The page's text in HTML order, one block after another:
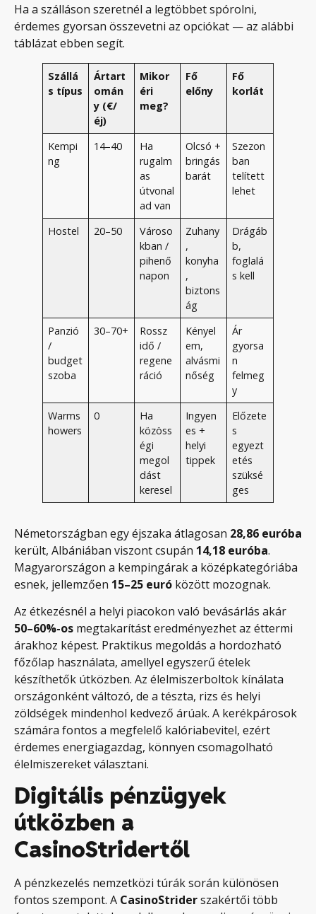
Ha a szálláson szeretnél a legtöbbet spórolni,
érdemes gyorsan összevetni az opciókat — az alábbi
táblázat ebben segít.
Szállá
s típus
Ártart
omán
y (€/
éj)
Mikor
éri
meg?
Fő
előny
Fő
korlát
Kempi
ng
14–40
Ha
rugalm
as
útvonal
ad van
Olcsó +
bringás
barát
Szezon
ban
telített
lehet
Hostel 20–50
Városo
kban /
pihenő
napon
Zuhany
,
konyha
,
biztons
ág
Drágáb
b,
foglalá
s kell
Panzió
/
budget
szoba
30–70+
Rossz
idő /
regene
ráció
Kényel
em,
alvásmi
nőség
Ár
gyorsa
n
felmeg
y
Warms
howers
0
Ha
közöss
égi
megol
dást
keresel
Ingyen
es +
helyi
tippek
Előzete
s
egyezt
etés
szüksé
ges
Németországban egy éjszaka átlagosan 28,86 euróba
került, Albániában viszont csupán 14,18 euróba.
Magyarországon a kempingárak a középkategóriába
esnek, jellemzően 15–25 euró között mozognak.
Az étkezésnél a helyi piacokon való bevásárlás akár
50–60%-os megtakarítást eredményezhet az éttermi
árakhoz képest. Praktikus megoldás a hordozható
főzőlap használata, amellyel egyszerű ételek
készíthetők útközben. Az élelmiszerboltok kínálata
országonként változó, de a tészta, rizs és helyi
zöldségek mindenhol kedvező árúak. A kerékpárosok
számára fontos a megfelelő kalóriabevitel, ezért
érdemes energiagazdag, könnyen csomagolható
élelmiszereket választani.
Digitális pénzügyek
útközben a
CasinoStridertől
A pénzkezelés nemzetközi túrák során különösen
fontos szempont. A CasinoStriderszakértői több